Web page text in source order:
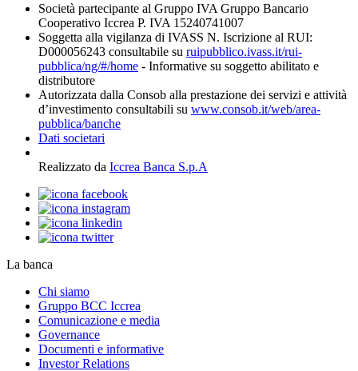
Società partecipante al Gruppo IVA Gruppo Bancario
Cooperativo Iccrea P. IVA 15240741007
Soggetta alla vigilanza di IVASS N. Iscrizione al RUI:
D000056243 consultabile su ruipubblico.ivass.it/rui-
pubblica/ng/#/home - Informative su soggetto abilitato e
distributore
Autorizzata dalla Consob alla prestazione dei servizi e attività
d’investimento consultabili su www.consob.it/web/area-
pubblica/banche
Dati societari
Realizzato da Iccrea Banca S.p.A
La banca
Chi siamo
Gruppo BCC Iccrea
Comunicazione e media
Governance
Documenti e informative
Investor Relations